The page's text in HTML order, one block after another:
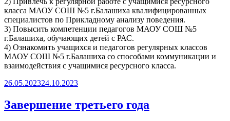
класса МАОУ СОШ №5 г.Балашиха квалифицированных
специалистов по Прикладному анализу поведения.
3) Повысить компетенции педагогов МАОУ СОШ №5
г.Балашиха, обучающих детей с РАС.
4) Ознакомить учащихся и педагогов регулярных классов
МАОУ СОШ №5 г.Балашиха со способами коммуникации и
взаимодействия с учащимися ресурсного класса.
Опубликовано
26.05.202324.10.2023
Завершение третьего года